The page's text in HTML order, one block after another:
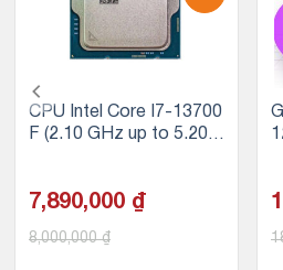
CPU Intel Core I7-13700
F (2.10 GHz up to 5.20
7,890,000 ₫
8,000,000₫